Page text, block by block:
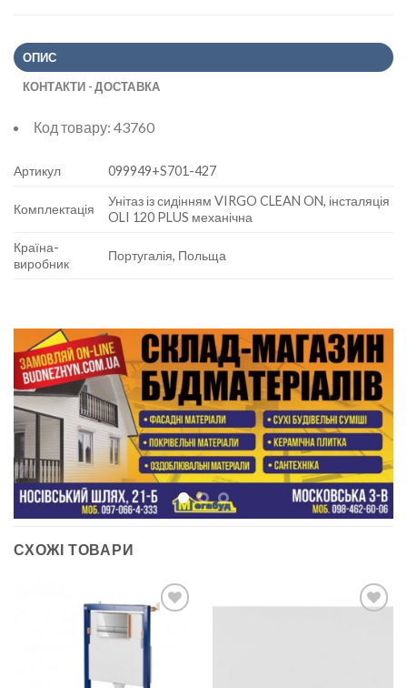
ОПИС
КОНТАКТИ - ДОСТАВКА
Код товару: 43760
Артикул 099949+S701-427
Комплектація
Унітаз із сидінням VIRGO CLEAN ON, інсталяція
OLI 120 PLUS механічна
Країна-
виробник
Португалія, Польща
СХОЖІ ТОВАРИ